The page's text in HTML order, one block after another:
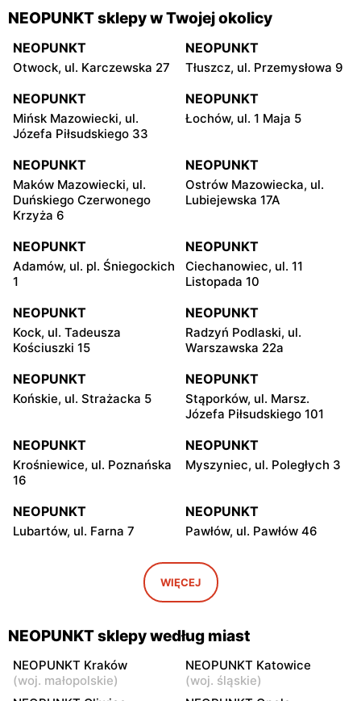
NEOPUNKT sklepy w Twojej okolicy
NEOPUNKT
Otwock, ul. Karczewska 27
NEOPUNKT
Tłuszcz, ul. Przemysłowa 9
NEOPUNKT
Mińsk Mazowiecki, ul.
Józefa Piłsudskiego 33
NEOPUNKT
Łochów, ul. 1 Maja 5
NEOPUNKT
Maków Mazowiecki, ul.
Duńskiego Czerwonego
Krzyża 6
NEOPUNKT
Ostrów Mazowiecka, ul.
Lubiejewska 17A
NEOPUNKT
Adamów, ul. pl. Śniegockich
1
NEOPUNKT
Ciechanowiec, ul. 11
Listopada 10
NEOPUNKT
Kock, ul. Tadeusza
Kościuszki 15
NEOPUNKT
Radzyń Podlaski, ul.
Warszawska 22a
NEOPUNKT
Końskie, ul. Strażacka 5
NEOPUNKT
Stąporków, ul. Marsz.
Józefa Piłsudskiego 101
NEOPUNKT
Krośniewice, ul. Poznańska
16
NEOPUNKT
Myszyniec, ul. Poległych 3
NEOPUNKT
Lubartów, ul. Farna 7
NEOPUNKT
Pawłów, ul. Pawłów 46
NEOPUNKT
Rypin, ul. 21 Stycznia 38
Łask, ul. pl. 11 Listopada 27 Szadek, ul. Warszawska 11
NEOPUNKT
Lubraniec, ul. Mickiewicza
NEOPUNKT
Izbica Kujawska, ul.
WIĘCEJ
NEOPUNKT sklepy według miast
NEOPUNKT Kraków
(woj. małopolskie)
NEOPUNKT Katowice
(woj. śląskie)